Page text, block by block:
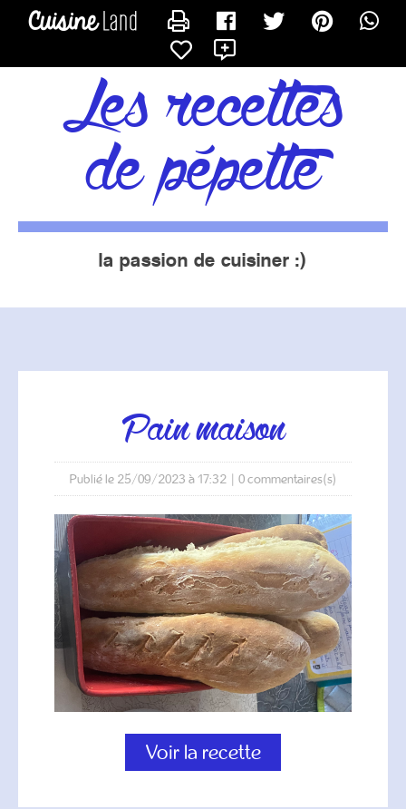
les recettes
de pépette
la passion de cuisiner :)
pain maison
Publié le 25/09/2023 à 17:32| 0commentaires(s)
Voir la recette
CONTACTER PÉPETTE13